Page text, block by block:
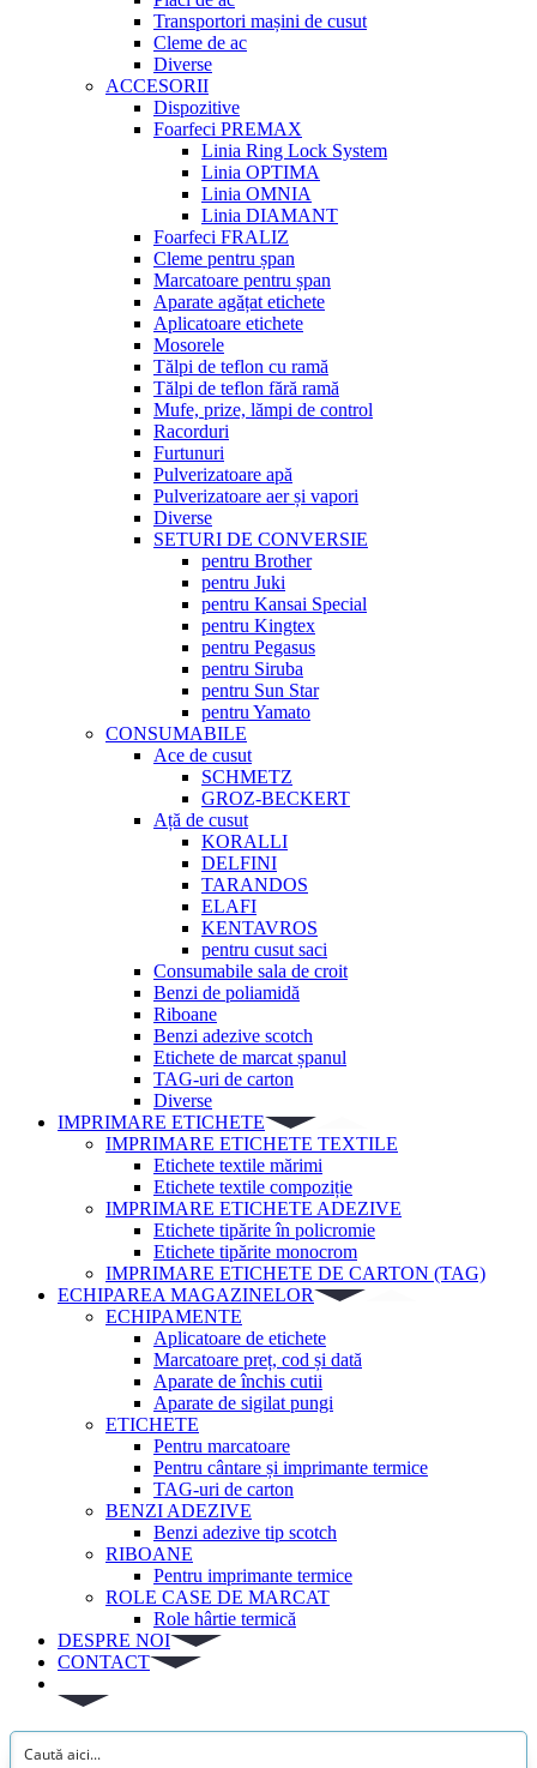
Transportori mașini de cusut
Cleme de ac
Diverse
ACCESORII
Dispozitive
Foarfeci PREMAX
Linia Ring Lock System
Linia OPTIMA
Linia OMNIA
Linia DIAMANT
Foarfeci FRALIZ
Cleme pentru șpan
Marcatoare pentru șpan
Aparate agățat etichete
Aplicatoare etichete
Mosorele
Tălpi de teflon cu ramă
Tălpi de teflon fără ramă
Mufe, prize, lămpi de control
Racorduri
Furtunuri
Pulverizatoare apă
Pulverizatoare aer și vapori
Diverse
SETURI DE CONVERSIE
pentru Brother
pentru Juki
pentru Kansai Special
pentru Kingtex
pentru Pegasus
pentru Siruba
pentru Sun Star
pentru Yamato
CONSUMABILE
Ace de cusut
SCHMETZ
GROZ-BECKERT
Ață de cusut
KORALLI
DELFINI
TARANDOS
ELAFI
KENTAVROS
pentru cusut saci
Consumabile sala de croit
Benzi de poliamidă
Riboane
Benzi adezive scotch
Etichete de marcat șpanul
TAG-uri de carton
Diverse
IMPRIMARE ETICHETE
IMPRIMARE ETICHETE TEXTILE
Etichete textile mărimi
Etichete textile compoziție
IMPRIMARE ETICHETE ADEZIVE
Etichete tipărite în policromie
Etichete tipărite monocrom
IMPRIMARE ETICHETE DE CARTON (TAG)
ECHIPAREA MAGAZINELOR
ECHIPAMENTE
Aplicatoare de etichete
Marcatoare preț, cod și dată
Aparate de închis cutii
Aparate de sigilat pungi
ETICHETE
Pentru marcatoare
Pentru cântare și imprimante termice
TAG-uri de carton
BENZI ADEZIVE
Benzi adezive tip scotch
RIBOANE
Pentru imprimante termice
ROLE CASE DE MARCAT
Role hârtie termică
DESPRE NOI
CONTACT